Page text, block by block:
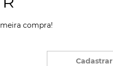
compra!
Cadastrar